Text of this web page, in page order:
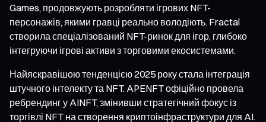
Games, продовжують розробляти ігрових NFT-
персонажів, якими гравці реально володіють. Fractal
створила спеціалізований NFT-ринок для ігор, глибоко
інтегруючи ігрові активи з торговими екосистемами.
Найяскравішою тенденцією 2025 року стала інтеграція
штучного інтелекту та NFT. APENFT офіційно провела
ребрендинг у AINFT, змінивши стратегічний фокус із
торгівлі NFT на створення криптоінфраструктури для AI.